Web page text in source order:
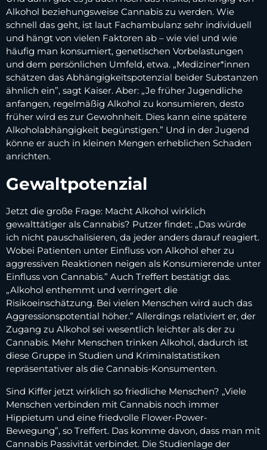
Alkohol beziehungsweise Cannabis zu werden. Wie
schnell das geht, ist laut Fachambulanz sehr individuell
und hängt von vielen Faktoren ab – wie viel und wie
häufig man konsumiert, genetischen Vorbelastungen
und dem persönlichen Umfeld, etwa. „Mediziner*innen
schätzen das Abhängigkeitspotenzial beider Substanzen
ähnlich ein”, sagt Kaiser. Aber: „Je früher Jugendliche
anfangen, regelmäßig Alkohol zu konsumieren, desto
früher wird es zur Gewohnheit. Dies kann eine spätere
Alkoholabhängigkeit begünstigen.” Und in der Jugend
könne er auch in kleinen Mengen erheblichen Schaden
anrichten.
Gewaltpotenzial
Jetzt die große Frage: Macht Alkohol wirklich
gewalttätiger als Cannabis? Putzer findet: „Das würde
ich nicht pauschalisieren, da jeder anders darauf reagiert.
Wobei Patienten unter Einfluss von Alkohol eher zu
aggressiven Reaktionen neigen als Konsumierende unter
Einfluss von Cannabis.” Auch Treffert bestätigt das.
„Alkohol enthemmt und verringert die
Risikoeinschätzung. Bei vielen Menschen wird auch das
Aggressionspotential höher.” Allerdings relativiert er, der
Zugang zu Alkohol sei wesentlich leichter als der zu
Cannabis. Mehr Menschen trinken Alkohol, dadurch ist
diese Gruppe in Studien und Kriminalstatistiken
repräsentativer als die Cannabis-Konsumenten.
Sind Kiffer jetzt wirklich so friedliche Menschen? „Viele
Menschen verbinden mit Cannabis noch immer
Hippietum und eine friedvolle Flower-Power-
Bewegung”, so Treffert. Das komme davon, dass man mit
Cannabis Passivität verbindet. Die Studienlage der